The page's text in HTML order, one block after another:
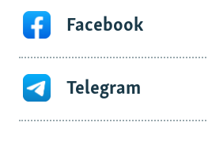
Facebook
Telegram